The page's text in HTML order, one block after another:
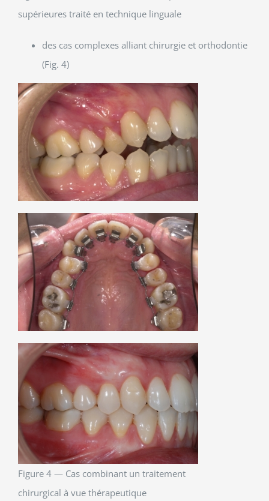
supérieures traité en technique linguale
des cas complexes alliant chirurgie et orthodontie
(Fig. 4)
Figure 4 — Cas combinant un traitement
chirurgical à vue thérapeutique